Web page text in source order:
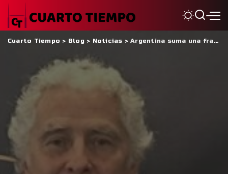
Cuarto Tiempo > Blog > Noticias >Argentina suma una franquicia más al Super Rugby Americas